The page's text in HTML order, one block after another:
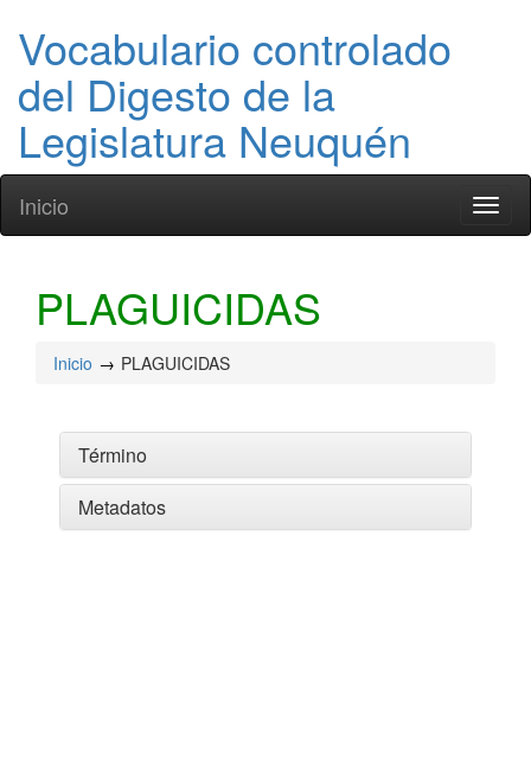
Vocabulario controlado
del Digesto de la
Legislatura Neuquén
Inicio
PLAGUICIDAS
Inicio PLAGUICIDAS
Término
Metadatos